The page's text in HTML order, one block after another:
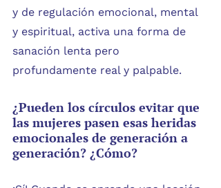
y de regulación emocional, mental
y espiritual, activa una forma de
sanación lenta pero
profundamente real y palpable.
¿Pueden los círculos evitar que
las mujeres pasen esas heridas
emocionales de generación a
generación? ¿Cómo?